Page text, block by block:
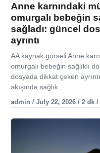
Anne karnındaki
omurgalı bebeğin
sağladı: güncel
ayrıntı
AA kaynak görseli Anne
omurgalı bebeğin sağlıklı
dosyada dikkat çeken
akışında sağlık...
admin / July 22, 2026 / 2 dk